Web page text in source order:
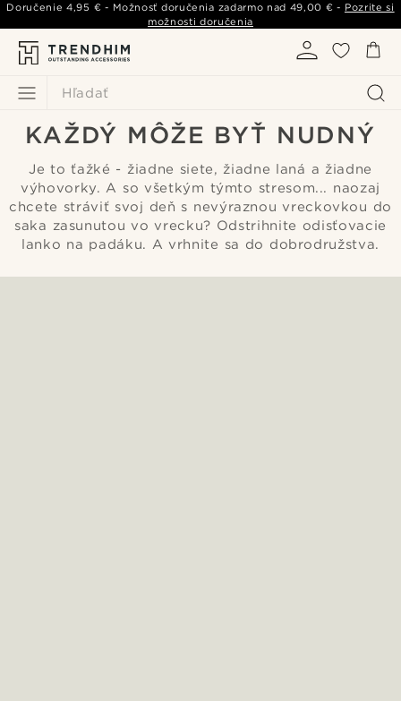
Hľadať
Doručenie4,95 € - Možnosť doručenia zadarmo nad 49,00 € - Pozrite si
možnosti doručenia
KAŽDÝ MÔŽE BYŤ NUDNÝ
Je to ťažké - žiadne siete, žiadne laná a žiadne
výhovorky. A so všetkým týmto stresom... naozaj
chcete stráviť svoj deň s nevýraznou vreckovkou do
saka zasunutou vo vrecku? Odstrihnite odisťovacie
lanko na padáku. A vrhnite sa do dobrodružstva.